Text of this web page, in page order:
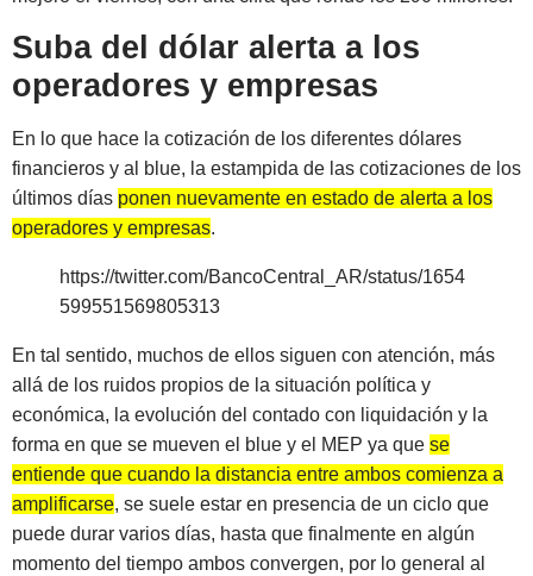
Suba del dólar alerta a los
operadores y empresas
En lo que hace la cotización de los diferentes dólares
financieros y al blue, la estampida de las cotizaciones de los
últimos días ponen nuevamente en estado de alerta a los
operadores y empresas.
https://twitter.com/BancoCentral_AR/status/1654
599551569805313
En tal sentido, muchos de ellos siguen con atención, más
allá de los ruidos propios de la situación política y
económica, la evolución del contado con liquidación y la
forma en que se mueven el blue y el MEP ya que se
entiende que cuando la distancia entre ambos comienza a
amplificarse, se suele estar en presencia de un ciclo que
puede durar varios días, hasta que finalmente en algún
momento del tiempo ambos convergen, por lo general al